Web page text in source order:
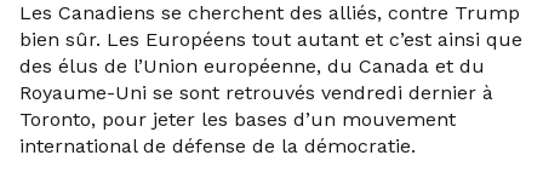
Les Canadiens se cherchent des alliés, contre Trump
bien sûr. Les Européens tout autant et c’est ainsi que
des élus de l’Union européenne, du Canada et du
Royaume-Uni se sont retrouvés vendredi dernier à
Toronto, pour jeter les bases d’un mouvement
international de défense de la démocratie.